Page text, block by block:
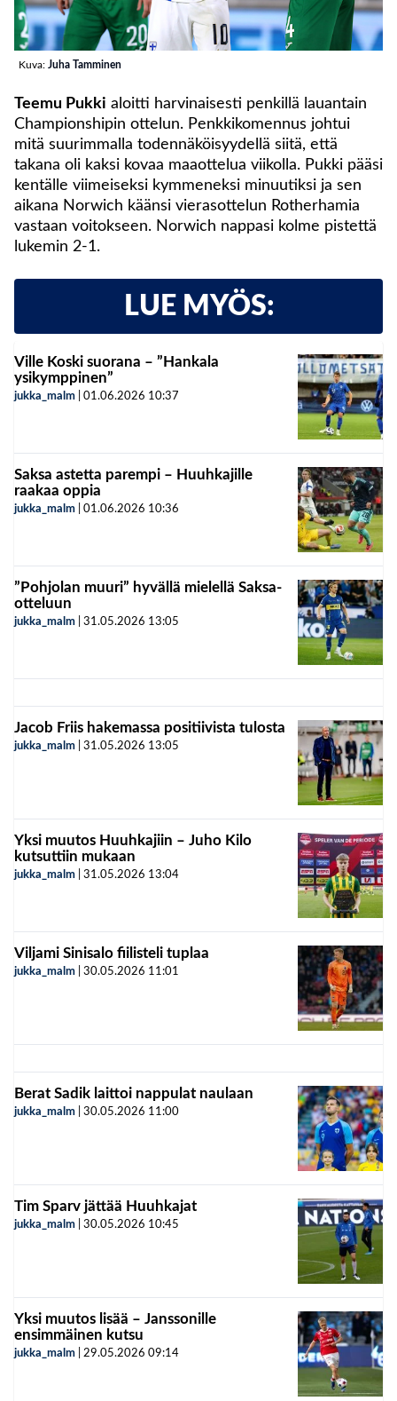
Kuva: Juha Tamminen
Teemu Pukki aloitti harvinaisesti penkillä lauantain
Championshipin ottelun. Penkkikomennus johtui
mitä suurimmalla todennäköisyydellä siitä, että
takana oli kaksi kovaa maaottelua viikolla. Pukki pääsi
kentälle viimeiseksi kymmeneksi minuutiksi ja sen
aikana Norwich käänsi vierasottelun Rotherhamia
vastaan voitokseen. Norwich nappasi kolme pistettä
lukemin 2-1.
LUE MYÖS:
Ville Koski suorana – ”Hankala
ysikymppinen”
jukka_malm 01.06.2026 10:37
Saksa astetta parempi – Huuhkajille
raakaa oppia
jukka_malm 01.06.2026 10:36
”Pohjolan muuri” hyvällä mielellä Saksa-
otteluun
jukka_malm 31.05.2026 13:05
Jacob Friis hakemassa positiivista tulosta
jukka_malm 31.05.2026 13:05
Yksi muutos Huuhkajiin – Juho Kilo
kutsuttiin mukaan
jukka_malm 31.05.2026 13:04
Viljami Sinisalo fiilisteli tuplaa
jukka_malm 30.05.2026 11:01
Berat Sadik laittoi nappulat naulaan
jukka_malm 30.05.2026 11:00
Tim Sparv jättää Huuhkajat
jukka_malm 30.05.2026 10:45
Yksi muutos lisää – Janssonille
ensimmäinen kutsu
jukka_malm 29.05.2026 09:14